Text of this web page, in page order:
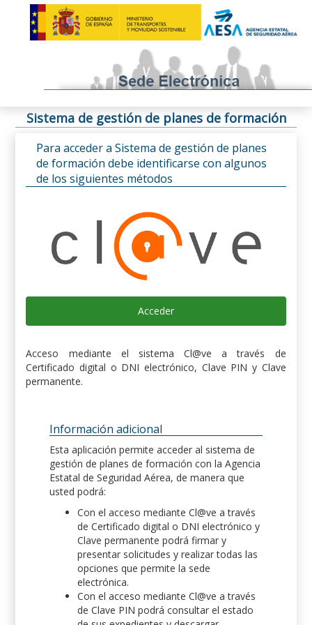
Sistema de gestión de planes de formación
Para acceder a Sistema de gestión de planes
de formación debe identificarse con algunos
de los siguientes métodos
Acceder
Acceso mediante el sistema Cl@ve a través de
Certificado digital o DNI electrónico, Clave PIN y Clave
permanente.
Información adicional
Esta aplicación permite acceder al sistema de
gestión de planes de formación con la Agencia
Estatal de Seguridad Aérea, de manera que
usted podrá:
Con el acceso mediante Cl@ve a través
de Certificado digital o DNI electrónico y
Clave permanente podrá firmar y
presentar solicitudes y realizar todas las
opciones que permite la sede
electrónica.
Con el acceso mediante Cl@ve a través
de Clave PIN podrá consultar el estado